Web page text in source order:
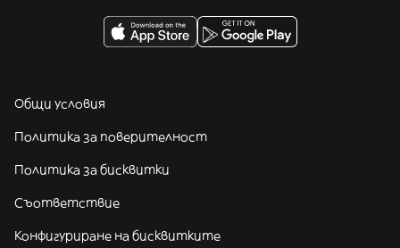
Общи условия
Политика за поверителност
Политика за бисквитки
Съответствие
Конфигуриране на бисквитките